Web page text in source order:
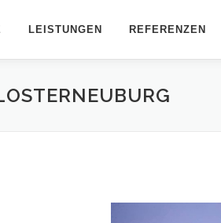
LEISTUNGEN REFERENZEN